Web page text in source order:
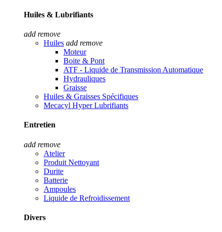
Huiles & Lubrifiants
add remove
Huiles add remove
Moteur
Boite & Pont
ATF - Liquide de Transmission Automatique
Hydrauliques
Graisse
Huiles & Graisses Spécifiques
Mecacyl Hyper Lubrifiants
Entretien
add remove
Atelier
Produit Nettoyant
Durite
Batterie
Ampoules
Liquide de Refroidissement
Divers